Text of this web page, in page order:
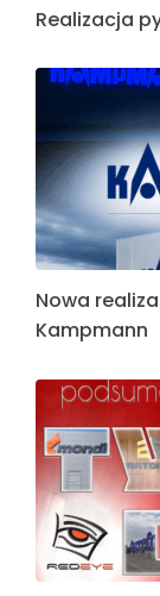
Realizacja
Nowa
Kampmann